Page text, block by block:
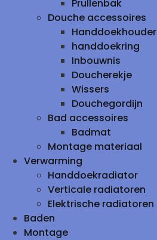
Prullenbak
Douche accessoires
Handdoekhouder
handdoekring
Inbouwnis
Doucherekje
Wissers
Douchegordijn
Bad accessoires
Badmat
Montage materiaal
Verwarming
Handdoekradiator
Verticale radiatoren
Elektrische radiatoren
Baden
Montage